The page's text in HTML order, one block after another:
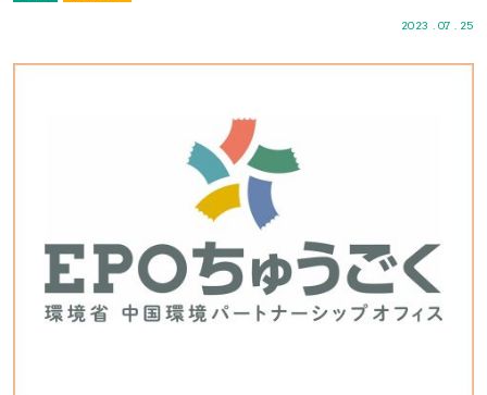
2023 . 07 . 25